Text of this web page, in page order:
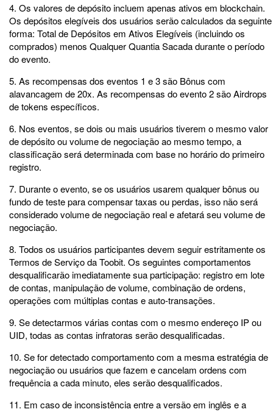
4. Os valores de depósito incluem apenas ativos em blockchain.
Os depósitos elegíveis dos usuários serão calculados da seguinte
forma: Total de Depósitos em Ativos Elegíveis (incluindo os
comprados) menos Qualquer Quantia Sacada durante o período
do evento.
5. As recompensas dos eventos 1 e 3 são Bônus com
alavancagem de 20x. As recompensas do evento 2 são Airdrops
de tokens específicos.
6. Nos eventos, se dois ou mais usuários tiverem o mesmo valor
de depósito ou volume de negociação ao mesmo tempo, a
classificação será determinada com base no horário do primeiro
registro.
7. Durante o evento, se os usuários usarem qualquer bônus ou
fundo de teste para compensar taxas ou perdas, isso não será
considerado volume de negociação real e afetará seu volume de
negociação.
8. Todos os usuários participantes devem seguir estritamente os
Termos de Serviço da Toobit. Os seguintes comportamentos
desqualificarão imediatamente sua participação: registro em lote
de contas, manipulação de volume, combinação de ordens,
operações com múltiplas contas e auto-transações.
9. Se detectarmos várias contas com o mesmo endereço IP ou
UID, todas as contas infratoras serão desqualificadas.
10. Se for detectado comportamento com a mesma estratégia de
negociação ou usuários que fazem e cancelam ordens com
frequência a cada minuto, eles serão desqualificados.
11. Em caso de inconsistência entre a versão em inglês e a